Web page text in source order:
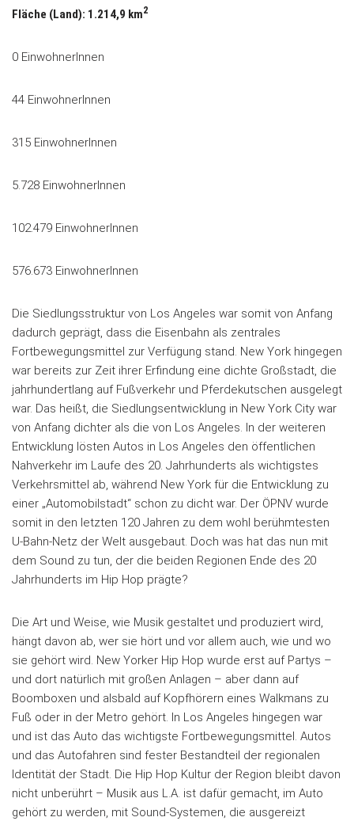
Fläche (Land): 1.214,9 km2
0 EinwohnerInnen
44 EinwohnerInnen
315 EinwohnerInnen
5.728 EinwohnerInnen
102.479 EinwohnerInnen
576.673 EinwohnerInnen
Die Siedlungsstruktur von Los Angeles war somit von Anfang
dadurch geprägt, dass die Eisenbahn als zentrales
Fortbewegungsmittel zur Verfügung stand. New York hingegen
war bereits zur Zeit ihrer Erfindung eine dichte Großstadt, die
jahrhundertlang auf Fußverkehr und Pferdekutschen ausgelegt
war. Das heißt, die Siedlungsentwicklung in New York City war
von Anfang dichter als die von Los Angeles. In der weiteren
Entwicklung lösten Autos in Los Angeles den öffentlichen
Nahverkehr im Laufe des 20. Jahrhunderts als wichtigstes
Verkehrsmittel ab, während New York für die Entwicklung zu
einer „Automobilstadt“ schon zu dicht war. Der ÖPNV wurde
somit in den letzten 120 Jahren zu dem wohl berühmtesten
U-Bahn-Netz der Welt ausgebaut. Doch was hat das nun mit
dem Sound zu tun, der die beiden Regionen Ende des 20
Jahrhunderts im Hip Hop prägte?
Die Art und Weise, wie Musik gestaltet und produziert wird,
hängt davon ab, wer sie hört und vor allem auch, wie und wo
sie gehört wird. New Yorker Hip Hop wurde erst auf Partys –
und dort natürlich mit großen Anlagen – aber dann auf
Boomboxen und alsbald auf Kopfhörern eines Walkmans zu
Fuß oder in der Metro gehört. In Los Angeles hingegen war
und ist das Auto das wichtigste Fortbewegungsmittel. Autos
und das Autofahren sind fester Bestandteil der regionalen
Identität der Stadt. Die Hip Hop Kultur der Region bleibt davon
nicht unberührt – Musik aus L.A. ist dafür gemacht, im Auto
gehört zu werden, mit Sound-Systemen, die ausgereizt